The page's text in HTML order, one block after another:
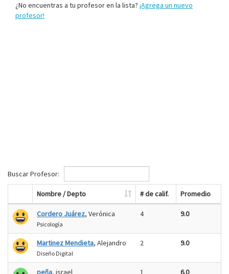
¿No encuentras a tu profesor en la lista? ¡Agrega un nuevo
profesor!
Buscar Profesor:
Nombre / Depto # de calif. Promedio
Cordero Juárez, Verónica
Psicología
4 9.0
Martinez Mendieta, Alejandro
Diseño Digital
2 9.0
peña, israel 1 6.0